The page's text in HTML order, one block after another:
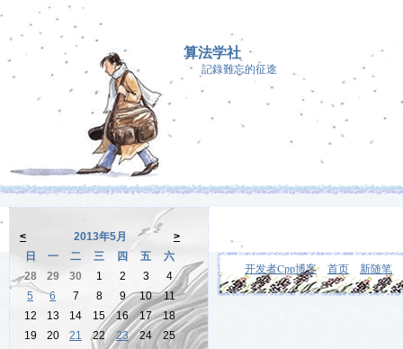
算法学社
記錄難忘的征途
开发者Cpp博客 首页 新随笔
< 2013年5月
>
日
一 二 三 四 五
六
28
29 30 1 2 3
4
5
6 7 8 9 10
11
12
13 14 15 16 17
18
19
20 21 22 23 24
25